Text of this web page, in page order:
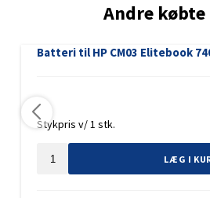
Andre købte
Stykpris v/ 1 stk.
LÆG I